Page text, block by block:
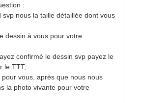
:
nous la taille détaillée dont vous
dessin à vous pour votre
confirmé le dessin svp payez le
le TTT,
vous, après que nous nous
la photo vivante pour votre